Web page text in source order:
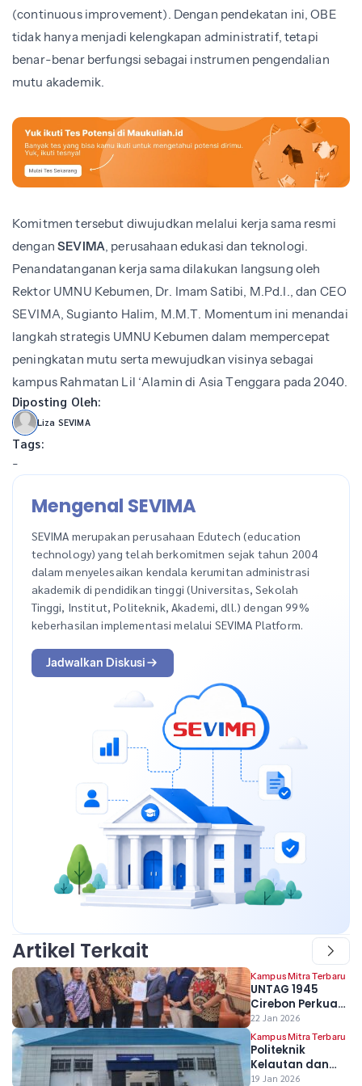
(continuous improvement). Dengan pendekatan ini, OBE
tidak hanya menjadi kelengkapan administratif, tetapi
benar-benar berfungsi sebagai instrumen pengendalian
mutu akademik.
Komitmen tersebut diwujudkan melalui kerja sama resmi
denganSEVIMA, perusahaan edukasi dan teknologi.
Penandatanganan kerja sama dilakukan langsung oleh
Rektor UMNU Kebumen, Dr. Imam Satibi, M.Pd.I., dan CEO
SEVIMA, Sugianto Halim, M.M.T. Momentum ini menandai
langkah strategis UMNU Kebumen dalam mempercepat
peningkatan mutu serta mewujudkan visinya sebagai
kampus Rahmatan Lil ‘Alamin di Asia Tenggara pada 2040.
Diposting Oleh:
Liza SEVIMA
Tags:
-
Mengenal SEVIMA
SEVIMA merupakan perusahaan Edutech (education
technology) yang telah berkomitmen sejak tahun 2004
dalam menyelesaikan kendala kerumitan administrasi
akademik di pendidikan tinggi (Universitas, Sekolah
Tinggi, Institut, Politeknik, Akademi, dll.) dengan 99%
keberhasilan implementasi melalui SEVIMA Platform.
Jadwalkan Diskusi
Artikel Terkait
Kampus Mitra Terbaru
UNTAG 1945
Cirebon Perkuat
Sistem Akademik
melalui Kerja
Sama Strategis
dengan SEVIMA
22 Jan 2026
Kampus Mitra Terbaru
Politeknik
Kelautan dan
Perikanan Bone
19 Jan 2026